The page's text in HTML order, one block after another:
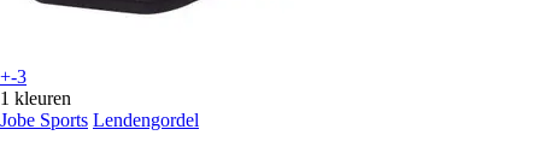
+-3
1 kleuren
Jobe Sports Lendengordel